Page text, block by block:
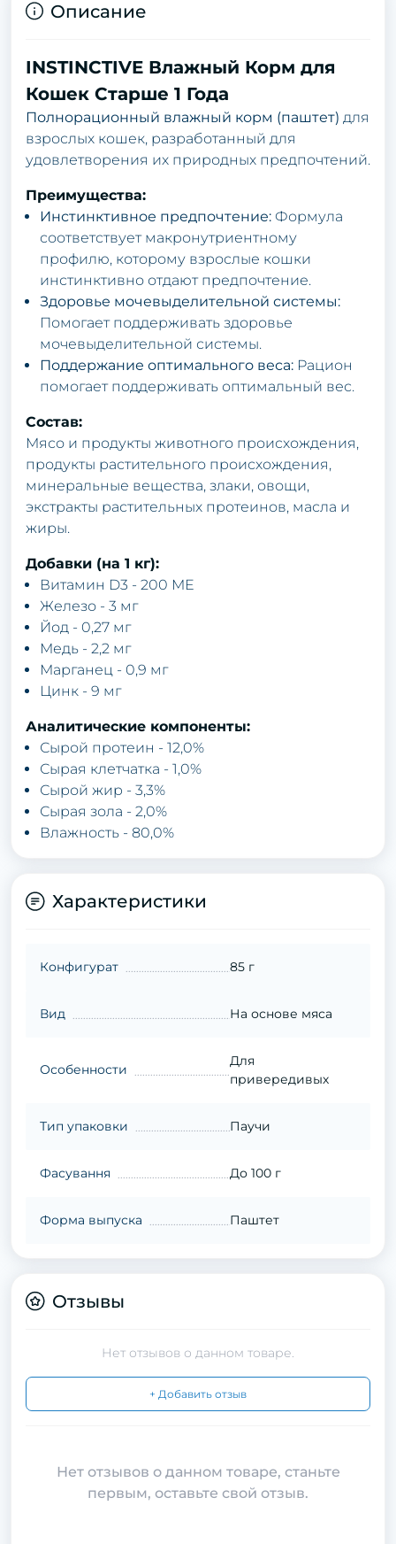
Описание
INSTINCTIVE Влажный Корм для
Кошек Старше 1 Года
Полнорационный влажный корм (паштет) для
взрослых кошек, разработанный для
удовлетворения их природных предпочтений.
Преимущества:
Инстинктивное предпочтение: Формула
соответствует макронутриентному
профилю, которому взрослые кошки
инстинктивно отдают предпочтение.
Здоровье мочевыделительной системы:
Помогает поддерживать здоровье
мочевыделительной системы.
Поддержание оптимального веса: Рацион
помогает поддерживать оптимальный вес.
Состав:
Мясо и продукты животного происхождения,
продукты растительного происхождения,
минеральные вещества, злаки, овощи,
экстракты растительных протеинов, масла и
жиры.
Добавки (на 1 кг):
Витамин D3 - 200 МЕ
Железо - 3 мг
Йод - 0,27 мг
Медь - 2,2 мг
Марганец - 0,9 мг
Цинк - 9 мг
Аналитические компоненты:
Сырой протеин - 12,0%
Сырая клетчатка - 1,0%
Сырой жир - 3,3%
Сырая зола - 2,0%
Влажность - 80,0%
Характеристики
Конфигурат 85 г
Вид На основе мяса
Особенности
Для
привередивых
Тип упаковки Паучи
Фасування До 100 г
Форма выпуска Паштет
Отзывы
Нет отзывов о данном товаре.
+ Добавить отзыв
Нет отзывов о данном товаре, станьте
первым, оставьте свой отзыв.